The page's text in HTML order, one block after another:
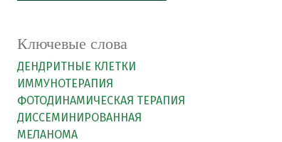
Ключевые слова
ДЕНДРИТНЫЕ КЛЕТКИ
ИММУНОТЕРАПИЯ
ФОТОДИНАМИЧЕСКАЯ ТЕРАПИЯ
ДИССЕМИНИРОВАННАЯ
МЕЛАНОМА